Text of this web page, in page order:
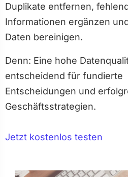
Duplikate entfernen,
Informationen ergänzen
Daten bereinigen.
Denn: Eine hohe
entscheidend für fundierte
Entscheidungen und
Geschäftsstrategien.
Jetzt kostenlos testen